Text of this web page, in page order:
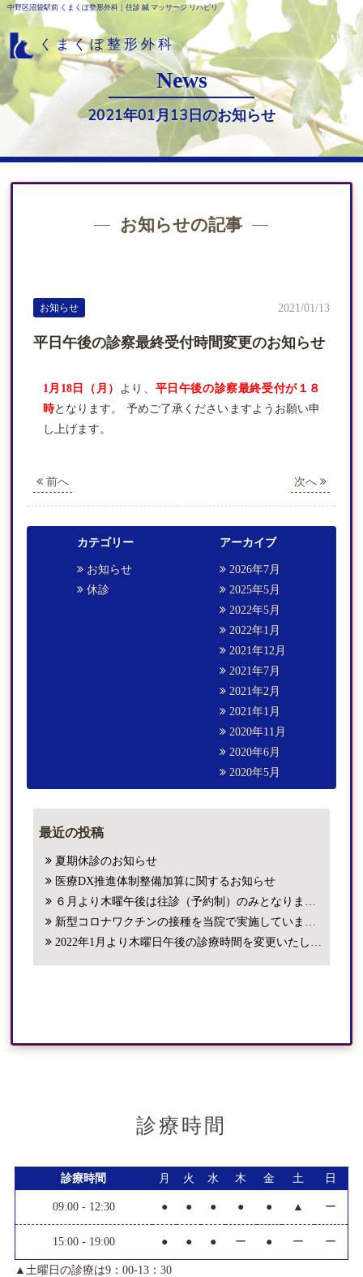
中野区沼袋駅前 くまくぼ整形外科｜往診 鍼 マッサージ リハビリ
くまくぼ整形外科 MENU
News
2021年01月13日のお知らせ
お知らせの記事
平日午後の診察最終受付時間変更のお知らせ
お知らせ 2021/01/13
1月18日（月） より、 平日午後の診察最終受付が１８
時となります。 予めご了承くださいますようお願い申
し上げます。
前へ 次へ
カテゴリー
お知らせ
休診
アーカイブ
2026年7月
2025年5月
2022年5月
2022年1月
2021年12月
2021年7月
2021年2月
2021年1月
2020年11月
2020年6月
2020年5月
最近の投稿
夏期休診のお知らせ
医療DX推進体制整備加算に関するお知らせ
６月より木曜午後は往診（予約制）のみとなります。
新型コロナワクチンの接種を当院で実施しています。
2022年1月より木曜日午後の診療時間を変更いたします。
診療時間
診療時間 月 火 水 木 金 土 日
09:00 - 12:30 ● ● ● ● ● ▲ ー
15:00 - 19:00 ● ● ● ー ● ー ー
▲土曜日の診療は9：00-13：30
整形外科
リハビリテーション科
通所・訪問リハビリテーション